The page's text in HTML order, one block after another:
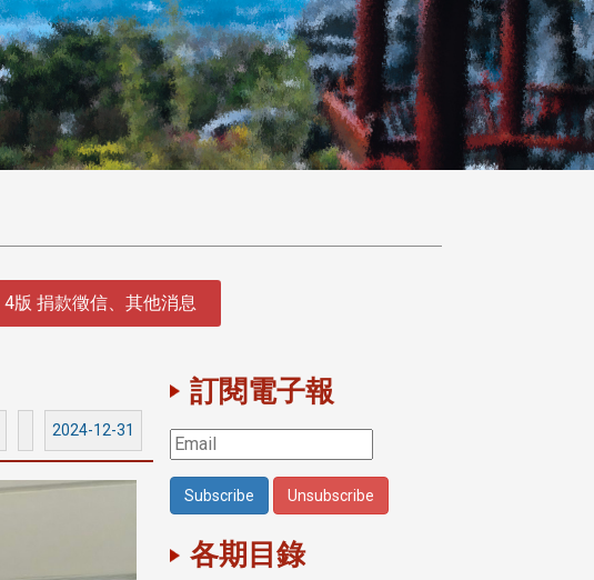
4版 捐款徵信、其他消息
2024-12-31
訂閱電子報
各期目錄